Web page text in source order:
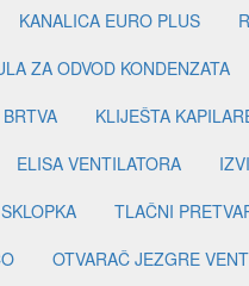
KANALICA EURO PLUS
ZA ODVOD KONDENZATA
KLIJEŠTA
ELISA VENTILATORA
TLAČNI
OTVARAČ JEZGRE